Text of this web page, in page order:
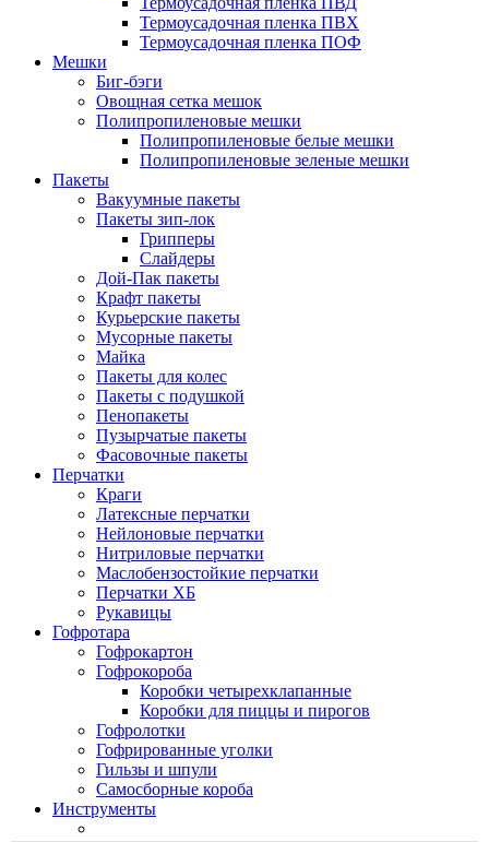
Термоусадочная пленка ПВХ
Термоусадочная пленка ПОФ
Мешки
Биг-бэги
Овощная сетка мешок
Полипропиленовые мешки
Полипропиленовые белые мешки
Полипропиленовые зеленые мешки
Пакеты
Вакуумные пакеты
Пакеты зип-лок
Грипперы
Слайдеры
Дой-Пак пакеты
Крафт пакеты
Курьерские пакеты
Мусорные пакеты
Майка
Пакеты для колес
Пакеты с подушкой
Пенопакеты
Пузырчатые пакеты
Фасовочные пакеты
Перчатки
Краги
Латексные перчатки
Нейлоновые перчатки
Нитриловые перчатки
Маслобензостойкие перчатки
Перчатки ХБ
Рукавицы
Гофротара
Гофрокартон
Гофрокороба
Коробки четырехклапанные
Коробки для пиццы и пирогов
Гофролотки
Гофрированные уголки
Гильзы и шпули
Самосборные короба
Инструменты